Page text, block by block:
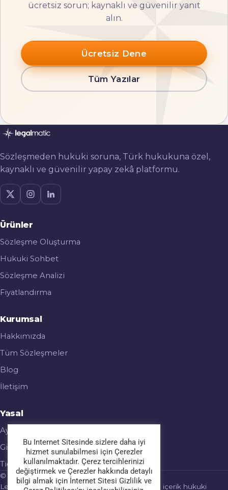
ücretsiz sorun; kaynaklı ve güvenilir yanıt
alın.
Ücretsiz Dene
Tüm Yazılar
Sözleşmeden hukuki soruna, Türk hukukuna özel,
kaynaklı ve güvenilir yapay zekâ platformu.
Ürünler
Sözleşme Oluşturma
Hukuki Sohbet
Sözleşme Analizi
Fiyatlandırma
Kurumsal
Hakkımızda
Tüm Sözleşmeler
Blog
İletişim
Yasal
Aydınlatma Metni
Gizlilik & Çerez Politikası
Ticari Elektronik İleti
© 2026 Legalmatic. Tüm hakları saklıdır.
Legalmatic bir hukuk bürosu değildir; sağlanan içerik hukuki
Bu Internet Sitesinde sizlere daha iyi
hizmet sunulabilmesi için Çerezler
kullanılmaktadır. Çerez tercihlerinizi
değiştirmek ve Çerezler hakkında detaylı
bilgi almak için İnternet Sitesi Gizlilik ve